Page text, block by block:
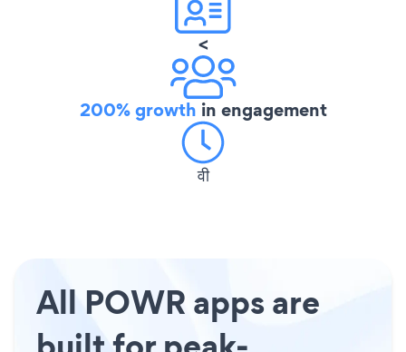
<
200% growth in engagement
वी
All POWR apps are